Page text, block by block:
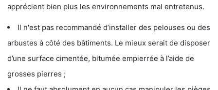
apprécient bien plus les environnements mal entretenus.
Il n'est pas recommandé d’installer des pelouses ou des
arbustes à côté des bâtiments. Le mieux serait de disposer
d’une surface cimentée, bitumée empierrée à l’aide de
grosses pierres ;